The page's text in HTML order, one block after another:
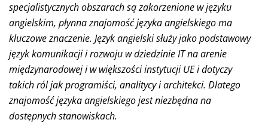
specjalistycznych obszarach są zakorzenione w języku
angielskim, płynna znajomość języka angielskiego ma
kluczowe znaczenie. Język angielski służy jako podstawowy
język komunikacji i rozwoju w dziedzinie IT na arenie
międzynarodowej i w większości instytucji UE i dotyczy
takich ról jak programiści, analitycy i architekci. Dlatego
znajomość języka angielskiego jest niezbędna na
dostępnych stanowiskach.